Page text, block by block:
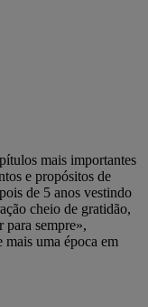
mais importantes
e propósitos de
de 5 anos vestindo
cheio de gratidão,
para sempre»,
mais uma época em